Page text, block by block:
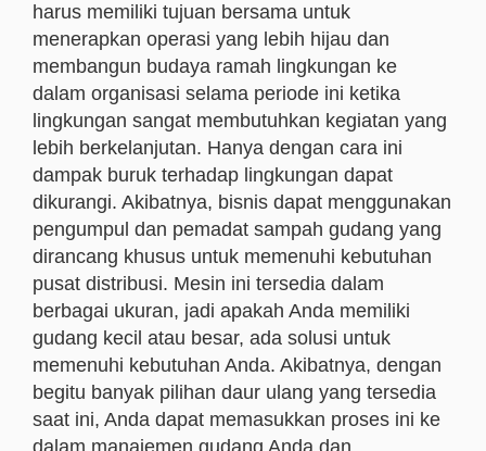
harus memiliki tujuan bersama untuk
menerapkan operasi yang lebih hijau dan
membangun budaya ramah lingkungan ke
dalam organisasi selama periode ini ketika
lingkungan sangat membutuhkan kegiatan yang
lebih berkelanjutan. Hanya dengan cara ini
dampak buruk terhadap lingkungan dapat
dikurangi. Akibatnya, bisnis dapat menggunakan
pengumpul dan pemadat sampah gudang yang
dirancang khusus untuk memenuhi kebutuhan
pusat distribusi. Mesin ini tersedia dalam
berbagai ukuran, jadi apakah Anda memiliki
gudang kecil atau besar, ada solusi untuk
memenuhi kebutuhan Anda. Akibatnya, dengan
begitu banyak pilihan daur ulang yang tersedia
saat ini, Anda dapat memasukkan proses ini ke
dalam manajemen gudang Anda dan